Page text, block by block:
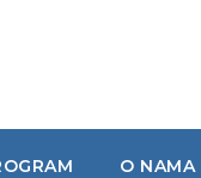
O NAMA